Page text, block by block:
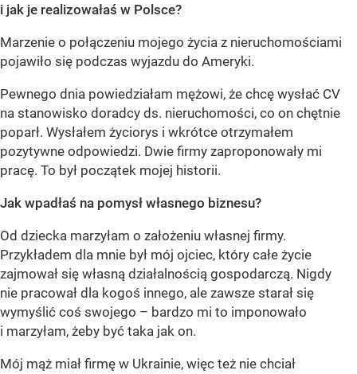
i jak je realizowałaś w Polsce?
Marzenie o połączeniu mojego życia z nieruchomościami
pojawiło się podczas wyjazdu do Ameryki.
Pewnego dnia powiedziałam mężowi, że chcę wysłać CV
na stanowisko doradcy ds. nieruchomości, co on chętnie
poparł. Wysłałem życiorys i wkrótce otrzymałem
pozytywne odpowiedzi. Dwie firmy zaproponowały mi
pracę. To był początek mojej historii.
Jak wpadłaś na pomysł własnego biznesu?
Od dziecka marzyłam o założeniu własnej firmy.
Przykładem dla mnie był mój ojciec, który całe życie
zajmował się własną działalnością gospodarczą. Nigdy
nie pracował dla kogoś innego, ale zawsze starał się
wymyślić coś swojego – bardzo mi to imponowało
i marzyłam, żeby być taka jak on.
Mój mąż miał firmę w Ukrainie, więc też nie chciał